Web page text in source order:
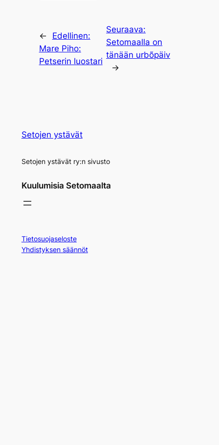
←
Edellinen:
Mare Piho:
Petserin luostari
Seuraava:
Setomaalla on
tänään urbõpäiv
→
Setojen ystävät
Setojen ystävät ry:n sivusto
Kuulumisia Setomaalta
Tietosuojaseloste
Yhdistyksen säännöt